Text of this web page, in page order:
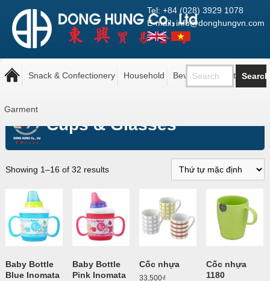
Tel: +84 (028) 3929 1078
E-mail: info@donghungvn.com
Snack & Confectionery Household Beverage Pantry
Garment
Cups & Glasses
Showing 1–16 of 32 results
Baby Bottle
Blue Inomata
Baby Bottle
Pink Inomata
Cốc nhựa
33,500₫
Cốc nhựa
1180